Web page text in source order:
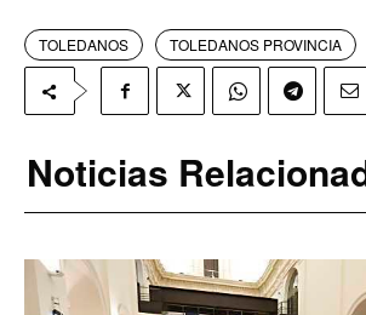
TOLEDANOS TOLEDANOS PROVINCIA
Noticias